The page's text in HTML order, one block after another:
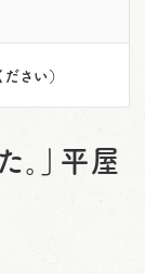
さい）
」平屋